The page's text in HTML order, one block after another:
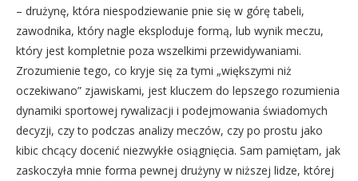
– drużynę, która niespodziewanie pnie się w górę tabeli,
zawodnika, który nagle eksploduje formą, lub wynik meczu,
który jest kompletnie poza wszelkimi przewidywaniami.
Zrozumienie tego, co kryje się za tymi „większymi niż
oczekiwano” zjawiskami, jest kluczem do lepszego rozumienia
dynamiki sportowej rywalizacji i podejmowania świadomych
decyzji, czy to podczas analizy meczów, czy po prostu jako
kibic chcący docenić niezwykłe osiągnięcia. Sam pamiętam, jak
zaskoczyła mnie forma pewnej drużyny w niższej lidze, której